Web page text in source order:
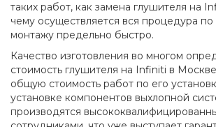
таких работ, как замена глушителя на
чему осуществляется вся процедура
монтажу предельно быстро.
Качество изготовления во многом
стоимость глушителя на Infiniti в
общую стоимость работ по его
установке компонентов выхлопной
производятся